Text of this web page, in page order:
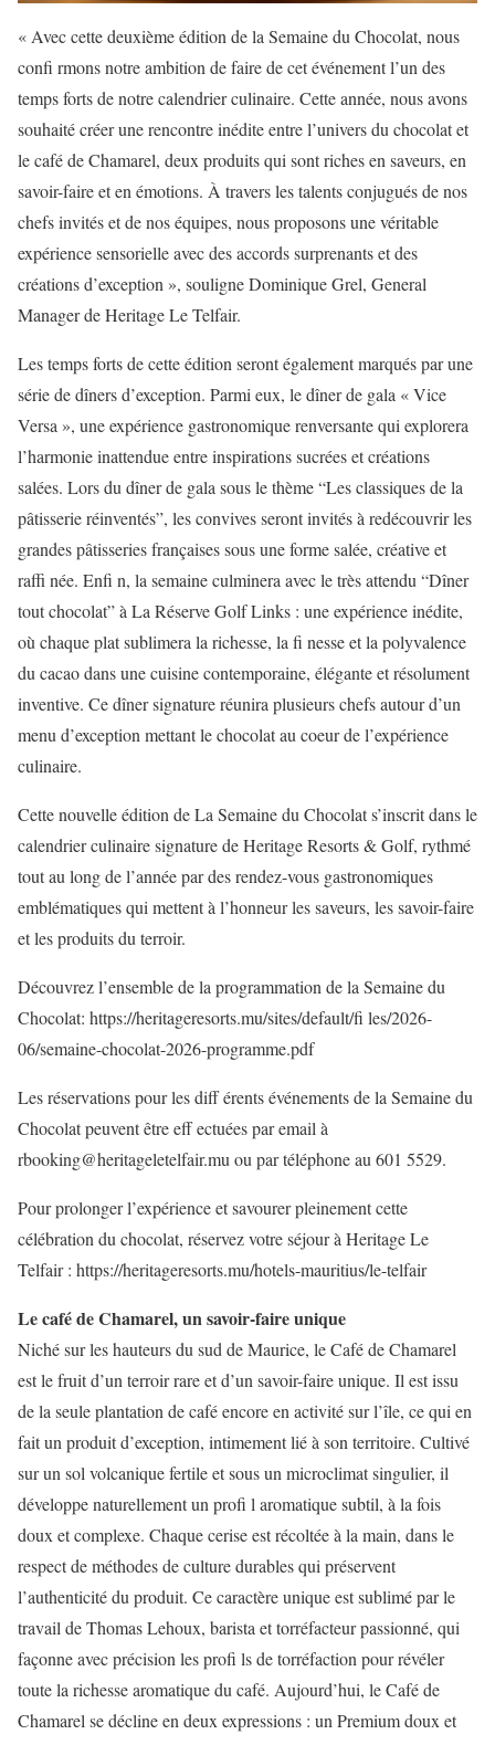
« Avec cette deuxième édition de la Semaine du Chocolat, nous
confi rmons notre ambition de faire de cet événement l’un des
temps forts de notre calendrier culinaire. Cette année, nous avons
souhaité créer une rencontre inédite entre l’univers du chocolat et
le café de Chamarel, deux produits qui sont riches en saveurs, en
savoir-faire et en émotions. À travers les talents conjugués de nos
chefs invités et de nos équipes, nous proposons une véritable
expérience sensorielle avec des accords surprenants et des
créations d’exception », souligne Dominique Grel, General
Manager de Heritage Le Telfair.
Les temps forts de cette édition seront également marqués par une
série de dîners d’exception. Parmi eux, le dîner de gala « Vice
Versa », une expérience gastronomique renversante qui explorera
l’harmonie inattendue entre inspirations sucrées et créations
salées. Lors du dîner de gala sous le thème “Les classiques de la
pâtisserie réinventés”, les convives seront invités à redécouvrir les
grandes pâtisseries françaises sous une forme salée, créative et
raffi née. Enfi n, la semaine culminera avec le très attendu “Dîner
tout chocolat” à La Réserve Golf Links : une expérience inédite,
où chaque plat sublimera la richesse, la fi nesse et la polyvalence
du cacao dans une cuisine contemporaine, élégante et résolument
inventive. Ce dîner signature réunira plusieurs chefs autour d’un
menu d’exception mettant le chocolat au coeur de l’expérience
culinaire.
Cette nouvelle édition de La Semaine du Chocolat s’inscrit dans le
calendrier culinaire signature de Heritage Resorts & Golf, rythmé
tout au long de l’année par des rendez-vous gastronomiques
emblématiques qui mettent à l’honneur les saveurs, les savoir-faire
et les produits du terroir.
Découvrez l’ensemble de la programmation de la Semaine du
Chocolat: https://heritageresorts.mu/sites/default/fi les/2026-
06/semaine-chocolat-2026-programme.pdf
Les réservations pour les diff érents événements de la Semaine du
Chocolat peuvent être eff ectuées par email à
rbooking@heritageletelfair.mu ou par téléphone au 601 5529.
Pour prolonger l’expérience et savourer pleinement cette
célébration du chocolat, réservez votre séjour à Heritage Le
Telfair : https://heritageresorts.mu/hotels-mauritius/le-telfair
Le café de Chamarel, un savoir-faire unique
Niché sur les hauteurs du sud de Maurice, le Café de Chamarel
est le fruit d’un terroir rare et d’un savoir-faire unique. Il est issu
de la seule plantation de café encore en activité sur l’île, ce qui en
fait un produit d’exception, intimement lié à son territoire. Cultivé
sur un sol volcanique fertile et sous un microclimat singulier, il
développe naturellement un profi l aromatique subtil, à la fois
doux et complexe. Chaque cerise est récoltée à la main, dans le
respect de méthodes de culture durables qui préservent
l’authenticité du produit. Ce caractère unique est sublimé par le
travail de Thomas Lehoux, barista et torréfacteur passionné, qui
façonne avec précision les profi ls de torréfaction pour révéler
toute la richesse aromatique du café. Aujourd’hui, le Café de
Chamarel se décline en deux expressions : un Premium doux et